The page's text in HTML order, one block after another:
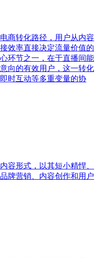
商转化路径，用户从内容
效率直接决定流量价值的
环节之一，在于直播间能
向的有效用户，这一转化
时互动等多重变量的协
容形式，以其短小精悍、
牌营销、内容创作和用户